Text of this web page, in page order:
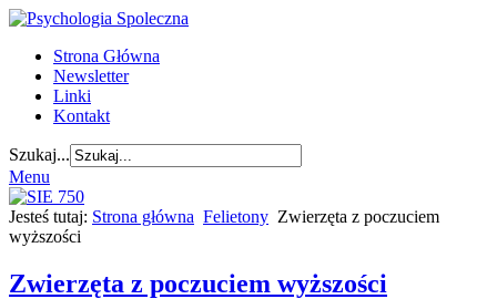
Strona Główna
Newsletter
Linki
Kontakt
Szukaj...
Menu
Jesteś tutaj: Strona główna Felietony Zwierzęta z poczuciem
wyższości
Zwierzęta z poczuciem wyższości